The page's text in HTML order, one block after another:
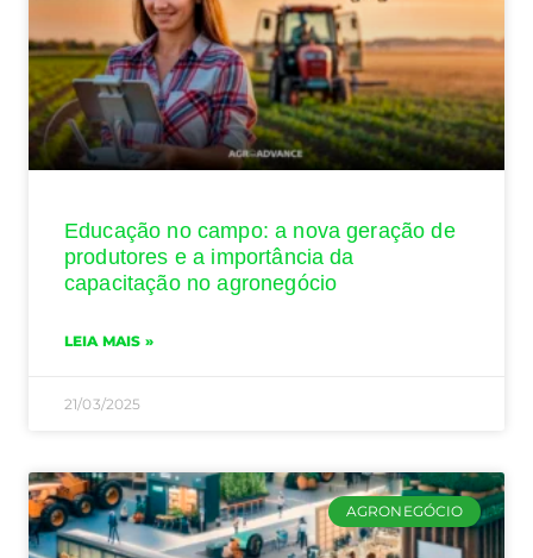
Educação no campo: a nova geração de
produtores e a importância da
capacitação no agronegócio
LEIA MAIS »
21/03/2025
AGRONEGÓCIO